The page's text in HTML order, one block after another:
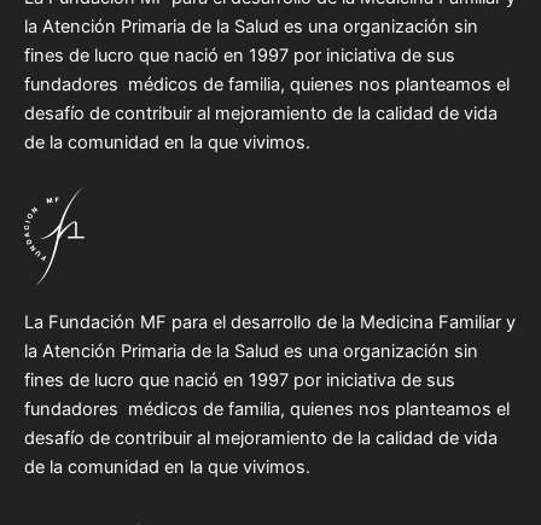
la Atención Primaria de la Salud es una organización sin
fines de lucro que nació en 1997 por iniciativa de sus
fundadores médicos de familia, quienes nos planteamos el
desafío de contribuir al mejoramiento de la calidad de vida
de la comunidad en la que vivimos.
La Fundación MF para el desarrollo de la Medicina Familiar y
la Atención Primaria de la Salud es una organización sin
fines de lucro que nació en 1997 por iniciativa de sus
fundadores médicos de familia, quienes nos planteamos el
desafío de contribuir al mejoramiento de la calidad de vida
de la comunidad en la que vivimos.